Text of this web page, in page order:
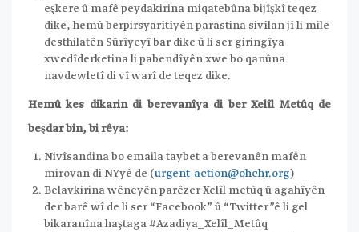
eşkere û mafê peydakirina miqatebûna bijîşkî teqez
dike, hemû berpirsyarîtîyên parastina sivîlan jî li mile
desthilatên Sûrîyeyî bar dike û li ser giringîya
xwedîderketina li pabendîyên xwe bo qanûna
navdewletî di vî warî de teqez dike.
Hemû kes dikarin di berevanîya di ber Xelîl Metûq de
beşdar bin, bi rêya:
Nivîsandina bo emaila taybet a berevanên mafên
mirovan di NYyê de (urgent-action@ohchr.org)
Belavkirina wêneyên parêzer Xelîl metûq û agahîyên
der barê wî de li ser “Facebook” û “Twitter”ê li gel
bikaranîna haştaga #Azadiya_Xelîl_Metûq